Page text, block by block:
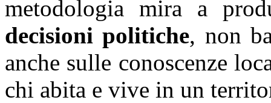
metodologia mira a
decisioni politiche, non
anche sulle conoscenze
chi abita e vive in un